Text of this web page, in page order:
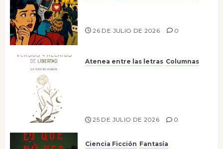
26 DE JULIO DE 2026 0
Atenea entre las letras Columnas
25 DE JULIO DE 2026 0
Ciencia Ficción Fantasía